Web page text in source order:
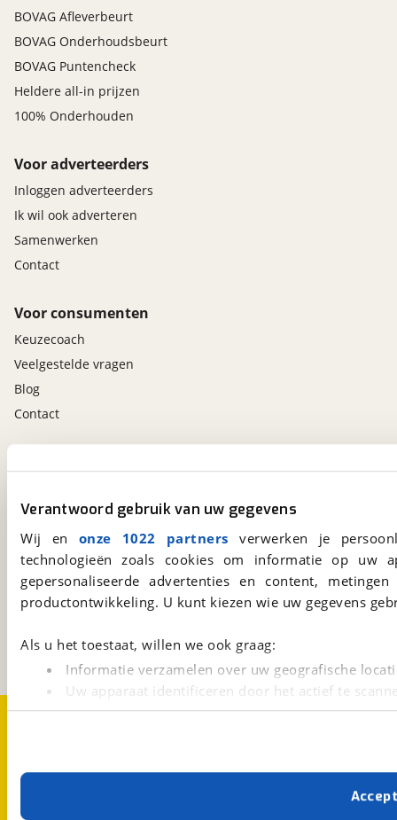
Verantwoord gebruik van uw gegevens
Wij en onze 1022 partners verwerken je
technologieën zoals cookies om informatie op
gepersonaliseerde advertenties en content,
productontwikkeling. U kunt kiezen wie uw gegevens
Als u het toestaat, willen we ook graag:
Informatie verzamelen over uw geografische
Uw apparaat identificeren door het actief te
Lees meer over hoe uw persoonlijke gegevens worden
Met cookies en vergelijkbare technieken zorgen we
cookies zorgen ervoor dat de website goed werkt.
BOVAG Afleverbeurt
BOVAG Onderhoudsbeurt
BOVAG Puntencheck
Heldere all-in prijzen
100% Onderhouden
Voor adverteerders
Inloggen adverteerders
Ik wil ook adverteren
Samenwerken
Contact
Voor consumenten
Keuzecoach
Veelgestelde vragen
Blog
Contact
viaBOVAG.nl
Kosterijland 15
Een initiatief van
viaBOVAG.nl app
Download 'm nu.
Over viaBOVAG.nlDisclaimer- en Privacyverklaring